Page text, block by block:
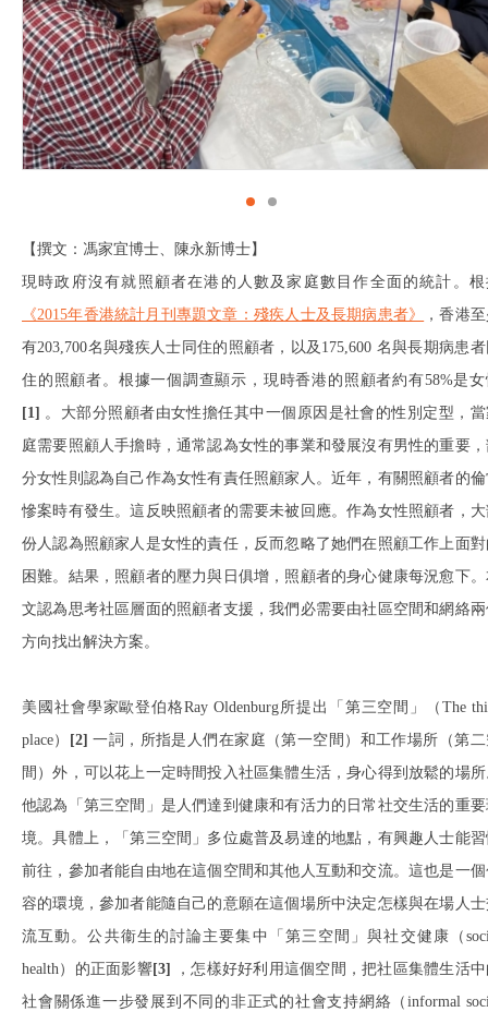
【撰文：馮家宜博士、陳永新博士】
現時政府沒有就照顧者在港的人數及家庭數目作全面的統計。根
《2015年香港統計月刊專題文章：殘疾人士及長期病患者》
，香港
有203,700名與殘疾人士同住的照顧者，以及175,600 名與長期病患
住的照顧者。根據一個調查顯示，現時香港的照顧者約有58%是女
[1] 。大部分照顧者由女性擔任其中一個原因是社會的性別定型，當
庭需要照顧人手擔時，通常認為女性的事業和發展沒有男性的重要
分女性則認為自己作為女性有責任照顧家人。近年，有關照顧者的
慘案時有發生。這反映照顧者的需要未被回應。作為女性照顧者，
份人認為照顧家人是女性的責任，反而忽略了她們在照顧工作上面
困難。結果，照顧者的壓力與日俱增，照顧者的身心健康每況愈下
文認為思考社區層面的照顧者支援，我們必需要由社區空間和網絡
方向找出解決方案。
美國社會學家歐登伯格Ray Oldenburg所提出「第三空間」（The
place）
[2] 一詞，所指是人們在家庭（第一空間）和工作場所（第二
間）外，可以花上一定時間投入社區集體生活，身心得到放鬆的場
他認為「第三空間」是人們達到健康和有活力的日常社交生活的重
境。具體上，「第三空間」多位處普及易達的地點，有興趣人士能
前往，參加者能自由地在這個空間和其他人互動和交流。這也是一
容的環境，參加者能隨自己的意願在這個場所中決定怎樣與在場人
流互動。公共衞生的討論主要集中「第三空間」與社交健康（
health）的正面影響[3]
，怎樣好好利用這個空間，把社區集體生活
社會關係進一步發展到不同的非正式的社會支持網絡（informal